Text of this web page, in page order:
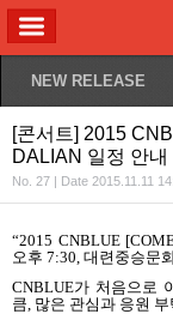
NEW RELEASE
[콘서트] 2015
DALIAN 일정 안내
No. 27 | Date 2015.11.11
“2015 CNBLUE
오후 7:30, 대련중승문
CNBLUE가 처음으로
큼 많은 관심과 응원